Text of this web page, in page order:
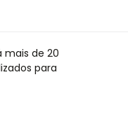
de 20
para